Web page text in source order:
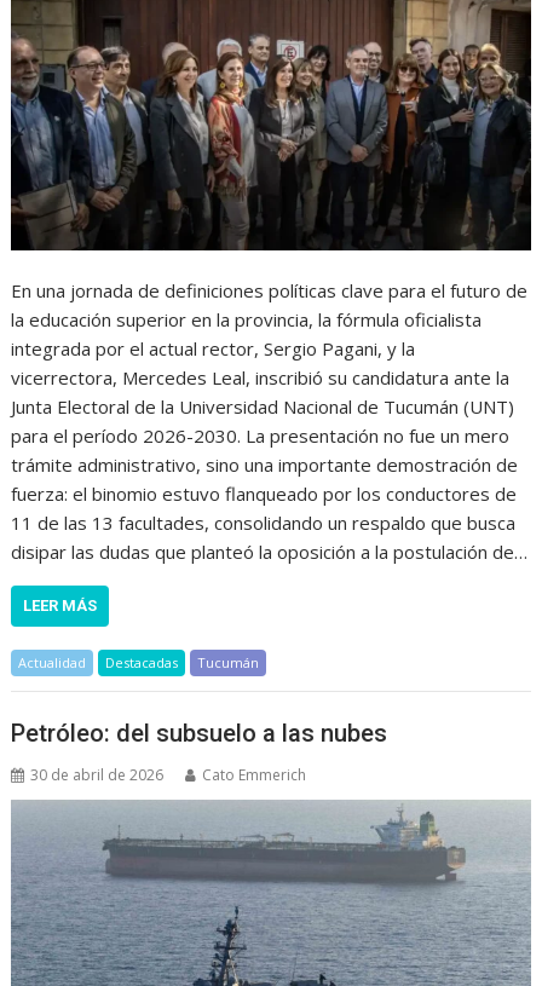
En una jornada de definiciones políticas clave para el futuro de
la educación superior en la provincia, la fórmula oficialista
integrada por el actual rector, Sergio Pagani, y la
vicerrectora, Mercedes Leal, inscribió su candidatura ante la
Junta Electoral de la Universidad Nacional de Tucumán (UNT)
para el período 2026-2030. La presentación no fue un mero
trámite administrativo, sino una importante demostración de
fuerza: el binomio estuvo flanqueado por los conductores de
11 de las 13 facultades, consolidando un respaldo que busca
disipar las dudas que planteó la oposición a la postulación de…
LEER MÁS
Actualidad Destacadas Tucumán
Petróleo: del subsuelo a las nubes
30 de abril de 2026 Cato Emmerich